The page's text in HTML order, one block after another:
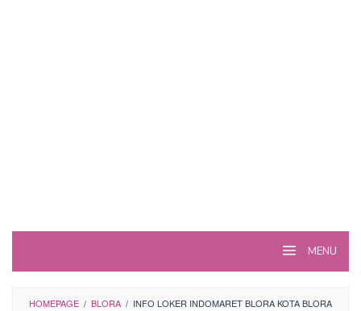
MENU
HOMEPAGE / BLORA / INFO LOKER INDOMARET BLORA KOTA BLORA